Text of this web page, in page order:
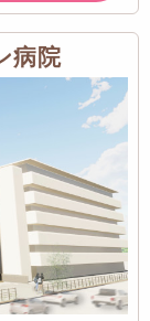
病院